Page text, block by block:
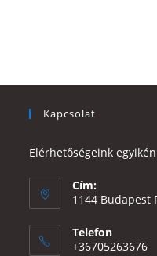
Kapcsolat
Elérhetőségeink
Cím:
1144 Budapest
Telefon
+36705263676